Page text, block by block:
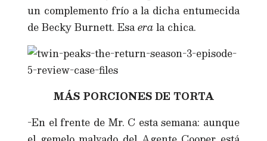
un complemento frío a la dicha entumecida
de Becky Burnett. Esaerala chica.
MÁS PORCIONES DE TORTA
-En el frente de Mr. C esta semana: aunque